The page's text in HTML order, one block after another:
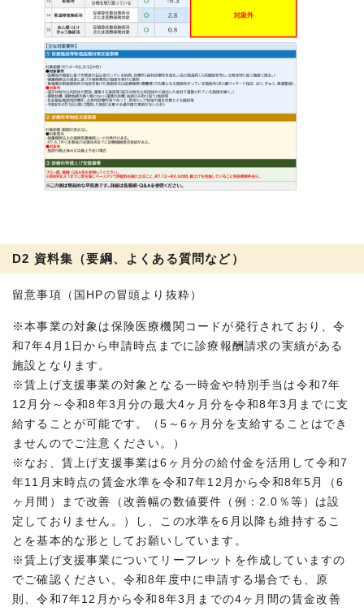
D2 資料集（要綱、よくある質問など）
留意事項（国HPの冒頭より抜粋）
※本事業の対象は保険医療機関コードが発行されており、令
和7年4月1日から申請時点までに診療報酬請求の実績がある
施設となります。
※賃上げ支援事業の対象となる一時金や特別手当は令和7年
12月分～令和8年3月分の最大4ヶ月分を令和8年3月までに支
給することが可能です。（5～6ヶ月分を支給することはでき
ませんのでご注意ください。）
※なお、賃上げ支援事業は6ヶ月分の給付金を活用して令和7
年11月末時点の賃金水準を令和7年12月から令和8年5月（6
ヶ月間）まで改善（改善幅の数値要件（例：2.0％等）は設
定しておりません。）し、この水準を6月以降も維持するこ
とを基本的な形としてお願いしています。
※賃上げ支援事業についてリーフレットを作成していますの
でご確認ください。令和8年度中に申請する場合でも、原
則、令和7年12月から令和8年3月までの4ヶ月間の賃金改善